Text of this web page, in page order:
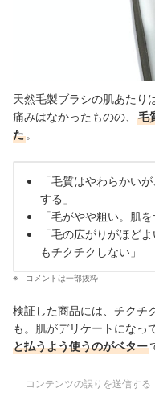
天然毛製ブラシの肌あたり
痛みはなかったものの、
毛
た 。
「毛質はやわらかい
する」
「毛がやや粗い。肌
「毛の広がりがほど
もチクチクしない」
コメントは一部抜粋
検証した商品には、チクチ
も。肌がデリケートになっ
と払うよう使うのがベター
コンテンツの誤りを送信する